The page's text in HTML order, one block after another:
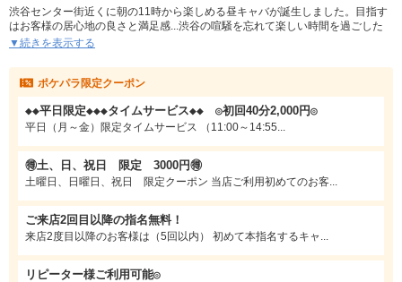
渋谷センター街近くに朝の11時から楽しめる昼キャバが誕生しました。目指す
はお客様の居心地の良さと満足感...渋谷の喧騒を忘れて楽しい時間を過ごした
い、そんな想いに応えられるような場所になれるよう心のこもったおもてなし
また、居心地の良い空間であることはもちろんキャストのクオリティにもこだ
わりました。"渋谷で遊ぶ"という言葉に負けないイマドキで洗練されたルックス
な事はもちろんスタイルの良さにもこだわりました。今その時の流行りを艦居
るトップクラスのキャストに会ってみませんか？
色んな方にぜひ「BUBBLE」を知ってもらいたくグランドオープンの期間限定
で大変お得なクーポンもご用意いたしました。ぜひこの機会のお会いできるの
をキャスト一同楽しみにお待ちしております。
▼続きを表示する
ポケパラ限定クーポン
◆◆平日限定◆◆◆タイムサービス◆◆ ◎初回40分2,000円◎
平日（月～金）限定タイムサービス （11:00～14:55...
🉐土、日、祝日 限定 3000円🉐
土曜日、日曜日、祝日 限定クーポン 当店ご利用初めてのお客...
ご来店2回目以降の指名無料！
来店2度目以降のお客様は（5回以内） 初めて本指名するキャ...
リピーター様ご利用可能◎